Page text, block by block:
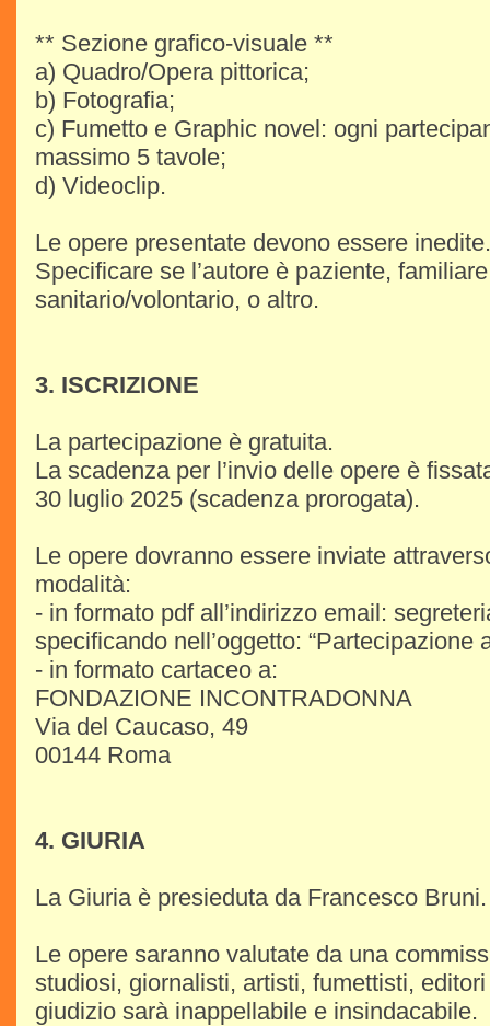
** Sezione grafico-visuale **
a) Quadro/Opera pittorica;
b) Fotografia;
c) Fumetto e Graphic novel: ogni
massimo 5 tavole;
d) Videoclip.
Le opere presentate devono essere inedite.
Specificare se l’autore è paziente,
sanitario/volontario, o altro.
3. ISCRIZIONE
La partecipazione è gratuita.
La scadenza per l’invio delle opere è
30 luglio 2025 (scadenza prorogata).
Le opere dovranno essere inviate
modalità:
- in formato pdf all’indirizzo email:
specificando nell’oggetto: “Partecipazione
- in formato cartaceo a:
FONDAZIONE INCONTRADONNA
Via del Caucaso, 49
00144 Roma
4. GIURIA
La Giuria è presieduta da Francesco Bruni.
Le opere saranno valutate da una
studiosi, giornalisti, artisti, fumettisti,
giudizio sarà inappellabile e insindacabile.